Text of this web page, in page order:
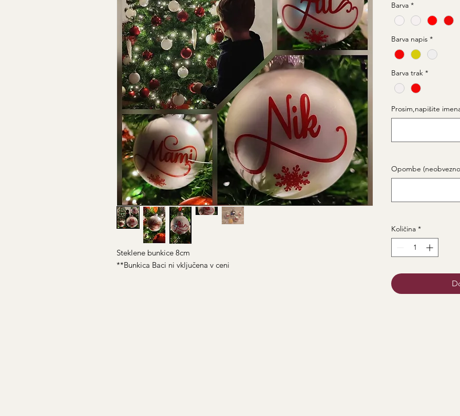
Steklene bunkice 8cm
**Bunkica Baci ni vključena v ceni
Barva *
Barva napis *
Barva trak *
Prosim,napišite
Opombe
Količina *